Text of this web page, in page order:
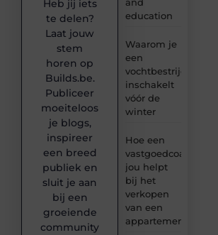
education
Waarom je
een
inschakelt
vóór de
winter
Hoe een
vastgoedcoach
jou helpt
bij het
verkopen
van een
appartement
Heb jij iets
te delen?
Laat jouw
stem
horen op
Builds.be.
Publiceer
moeiteloos
je blogs,
inspireer
een breed
publiek en
sluit je aan
bij een
groeiende
community